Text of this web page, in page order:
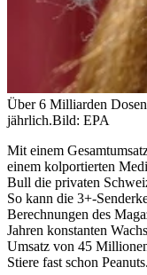
Über 6 Milliarden
jährlich.Bild: EPA
Mit einem
einem kolportierten
Bull die privaten
So kann die 3+-
Berechnungen des
Jahren konstanten
Umsatz von 45
Stiere fast schon Peanuts.